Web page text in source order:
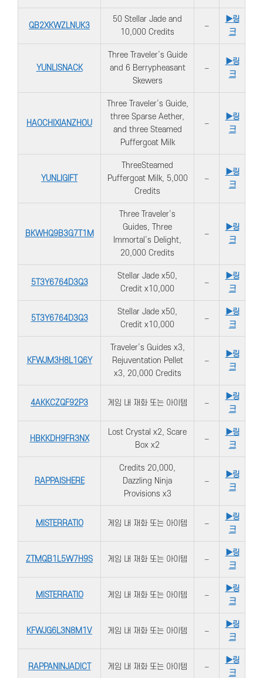
QB2XKWZLNUK3
50 Stellar Jade and
10,000 Credits
–
▶링
크
YUNLISNACK
Three Traveler’s Guide
and 6 Berrypheasant
Skewers
–
▶링
크
HAOCHIXIANZHOU
Three Traveler’s Guide,
three Sparse Aether,
and three Steamed
Puffergoat Milk
–
▶링
크
YUNLIGIFT
ThreeSteamed
Puffergoat Milk, 5,000
Credits
–
▶링
크
BKWHQ9B3G7T1M
Three Traveler’s
Guides, Three
Immortal’s Delight,
20,000 Credits
–
▶링
크
5T3Y6764D3Q3
Stellar Jade x50,
Credit x10,000
–
▶링
크
5T3Y6764D3Q3
Stellar Jade x50,
Credit x10,000
–
▶링
크
KFWJM3H8L1Q6Y
Traveler’s Guides x3,
Rejuventation Pellet
x3, 20,000 Credits
–
▶링
크
4AKKCZQF92P3 게임 내 재화 또는 아이템 –
▶링
크
HBKKDH9FR3NX
Lost Crystal x2, Scare
Box x2
–
▶링
크
RAPPAISHERE
Credits 20,000,
Dazzling Ninja
Provisions x3
–
▶링
크
MISTERRATIO 게임 내 재화 또는 아이템 –
▶링
크
ZTMQB1L5W7H9S 게임 내 재화 또는 아이템 –
▶링
크
MISTERRATIO 게임 내 재화 또는 아이템 –
▶링
크
KFWJG6L3N8M1V 게임 내 재화 또는 아이템 –
▶링
크
RAPPANINJADICT 게임 내 재화 또는 아이템 –
▶링
크